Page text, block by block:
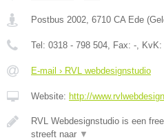
Postbus 2002 6710 CA Ede (
Tel: 0318 - 798 504 , Fax: - , KvK:
E-mail › RVL webdesignstudio
Website: http://
RVL Webdesignstudio is een
streeft naar ▼